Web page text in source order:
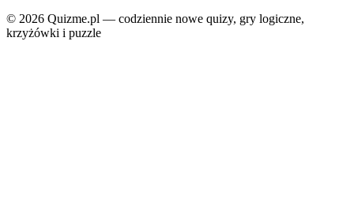
© 2026 Quizme.pl — codziennie nowe quizy, gry logiczne,
krzyżówki i puzzle